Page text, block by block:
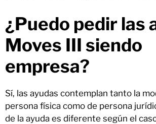
¿Puedo pedir las
Moves III siendo
empresa?
Sí, las ayudas contemplan tanto la
persona física como de persona
de la ayuda es diferente según el